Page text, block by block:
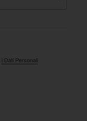
i Dati Personali